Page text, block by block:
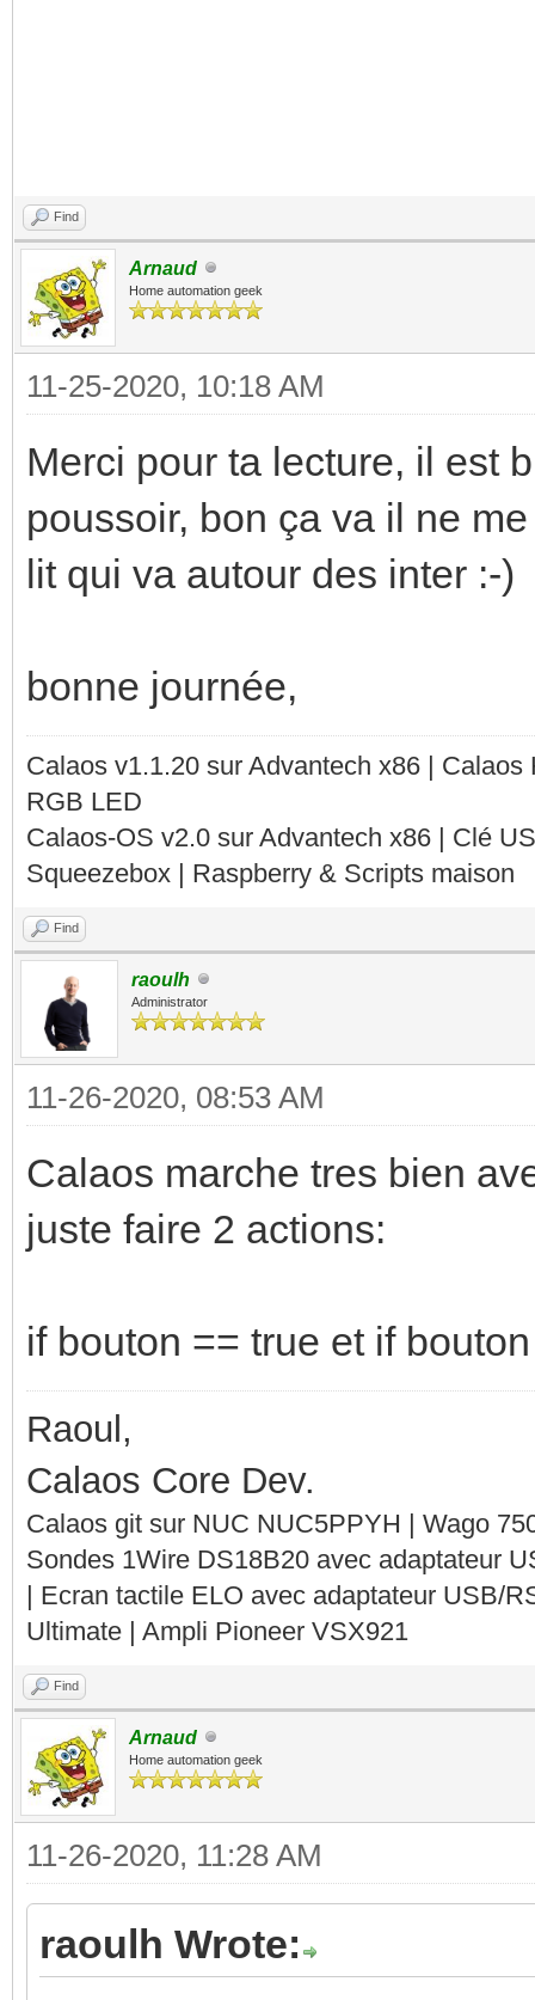
Find
Arnaud
Home automation geek
11-25-2020, 10:18 AM
Merci pour ta lecture, il est
poussoir, bon ça va il ne
lit qui va autour des inter :-)
bonne journée,
Calaos v1.1.20 sur Advantech x86 |
RGB LED
Calaos-OS v2.0 sur Advantech x86 | Clé
Squeezebox | Raspberry & Scripts maison
Find
raoulh
Administrator
11-26-2020, 08:53 AM
Calaos marche tres bien
juste faire 2 actions:
if bouton == true et if
Raoul,
Calaos Core Dev.
Calaos git sur NUC NUC5PPYH | Wago
Sondes 1Wire DS18B20 avec adaptateur
| Ecran tactile ELO avec adaptateur USB/
Ultimate | Ampli Pioneer VSX921
Find
Arnaud
Home automation geek
11-26-2020, 11:28 AM
raoulh Wrote: